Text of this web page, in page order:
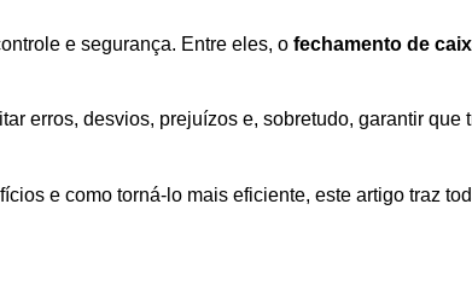
e segurança. Entre eles, o fechamento de
erros, desvios, prejuízos e, sobretudo, garantir que
e como torná-lo mais eficiente, este artigo traz